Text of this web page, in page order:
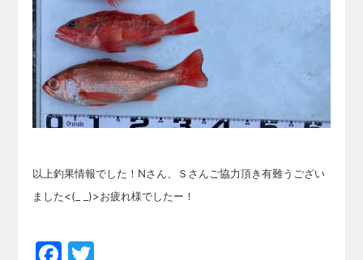
以上釣果情報でした！Nさん、Ｓさんご協力頂き有難うござい
ました<(_ _)>お疲れ様でしたー！